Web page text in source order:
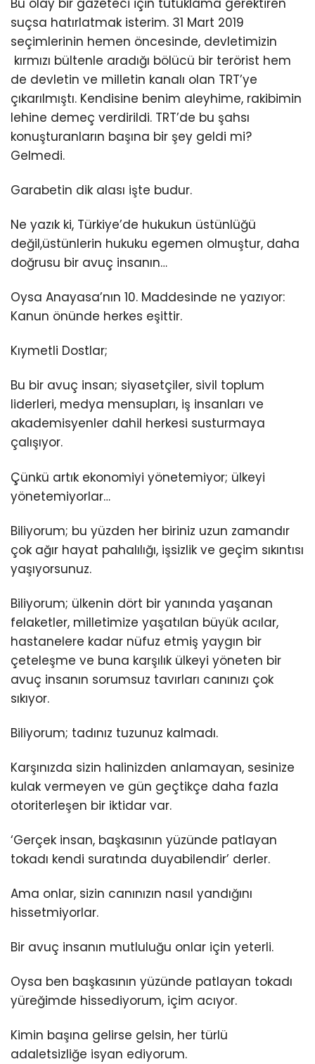
Bu olay bir gazeteci için tutuklama gerektiren
suçsa hatırlatmak isterim. 31 Mart 2019
seçimlerinin hemen öncesinde, devletimizin
kırmızı bültenle aradığı bölücü bir terörist hem
de devletin ve milletin kanalı olan TRT’ye
çıkarılmıştı. Kendisine benim aleyhime, rakibimin
lehine demeç verdirildi. TRT’de bu şahsı
konuşturanların başına bir şey geldi mi?
Gelmedi.
Garabetin dik alası işte budur.
Ne yazık ki, Türkiye’de hukukun üstünlüğü
değil,üstünlerin hukuku egemen olmuştur, daha
doğrusu bir avuç insanın…
Oysa Anayasa’nın 10. Maddesinde ne yazıyor:
Kanun önünde herkes eşittir.
Kıymetli Dostlar;
Bu bir avuç insan; siyasetçiler, sivil toplum
liderleri, medya mensupları, iş insanları ve
akademisyenler dahil herkesi susturmaya
çalışıyor.
Çünkü artık ekonomiyi yönetemiyor; ülkeyi
yönetemiyorlar…
Biliyorum; bu yüzden her biriniz uzun zamandır
çok ağır hayat pahalılığı, işsizlik ve geçim sıkıntısı
yaşıyorsunuz.
Biliyorum; ülkenin dört bir yanında yaşanan
felaketler, milletimize yaşatılan büyük acılar,
hastanelere kadar nüfuz etmiş yaygın bir
çeteleşme ve buna karşılık ülkeyi yöneten bir
avuç insanın sorumsuz tavırları canınızı çok
sıkıyor.
Biliyorum; tadınız tuzunuz kalmadı.
Karşınızda sizin halinizden anlamayan, sesinize
kulak vermeyen ve gün geçtikçe daha fazla
otoriterleşen bir iktidar var.
‘Gerçek insan, başkasının yüzünde patlayan
tokadı kendi suratında duyabilendir’ derler.
Ama onlar, sizin canınızın nasıl yandığını
hissetmiyorlar.
Bir avuç insanın mutluluğu onlar için yeterli.
Oysa ben başkasının yüzünde patlayan tokadı
yüreğimde hissediyorum, içim acıyor.
Kimin başına gelirse gelsin, her türlü
adaletsizliğe isyan ediyorum.